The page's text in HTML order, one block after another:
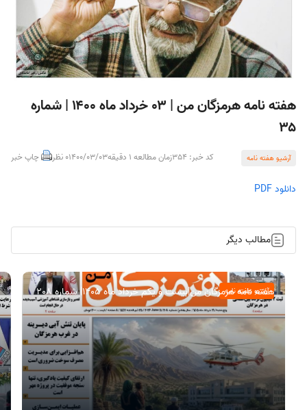
هفته نامه هرمزگان من | ۰۳ خرداد ماه ۱۴۰۰ | شماره
۳۵
آرشیو هفته نامه کد خبر: 354 زمان مطالعه 1 دقیقه 1400/03/030 نظر چاپ خبر
دانلود PDF
مطالب دیگر
آرشیو هفته نامه
هفته نامه هرمزگان من|بیست و یکم خرداد ماه ۱۴۰۵| شماره 208